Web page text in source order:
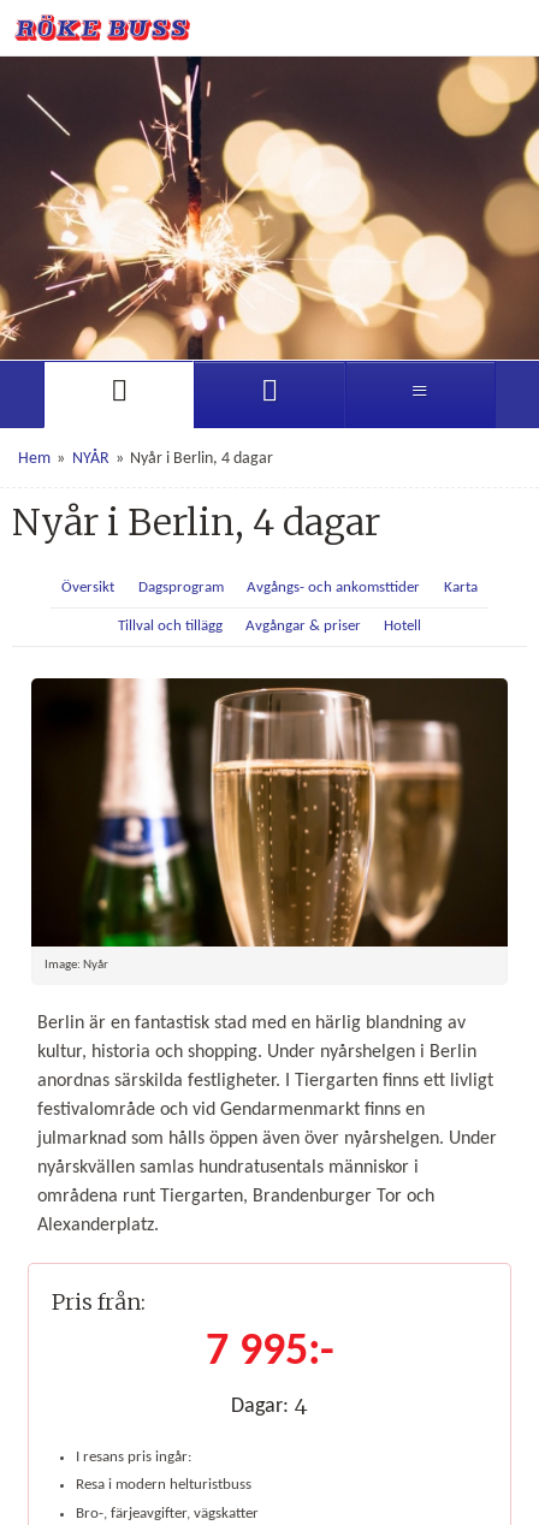
Hem » NYÅR » Nyår i Berlin, 4 dagar
Nyår i Berlin, 4 dagar
Översikt Dagsprogram Avgångs- och ankomsttider Karta
Tillval och tillägg Avgångar & priser Hotell
Image: Nyår
Berlin är en fantastisk stad med en härlig blandning av
kultur, historia och shopping. Under nyårshelgen i Berlin
anordnas särskilda festligheter. I Tiergarten finns ett livligt
festivalområde och vid Gendarmenmarkt finns en
julmarknad som hålls öppen även över nyårshelgen. Under
nyårskvällen samlas hundratusentals människor i
områdena runt Tiergarten, Brandenburger Tor och
Alexanderplatz.
Pris från:
7 995:-
Dagar: 4
I resans pris ingår:
Resa i modern helturistbuss
Bro-, färjeavgifter, vägskatter